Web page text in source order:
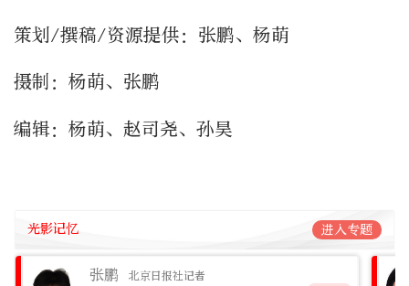
策划/撰稿/资源提供：张鹏、杨萌
摄制：杨萌、张鹏
编辑：杨萌、赵司尧、孙昊
光影记忆 进入专题
张鹏 北京日报社记者